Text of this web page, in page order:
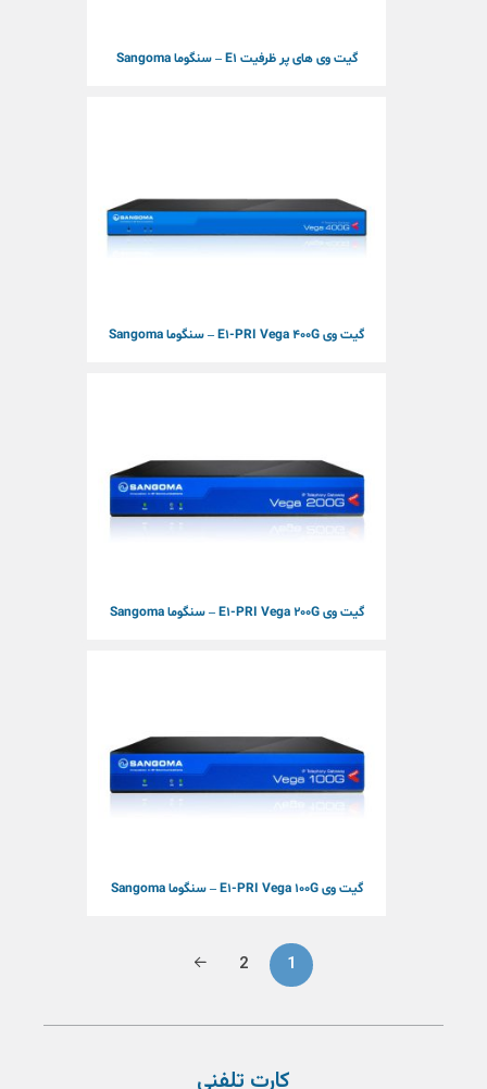
گیت وی های پر ظرفیت E1 – سنگوما Sangoma
گیت وی E1-PRI Vega 400G – سنگوما Sangoma
گیت وی E1-PRI Vega 200G – سنگوما Sangoma
گیت وی E1-PRI Vega 100G – سنگوما Sangoma
1
2
کارت تلفنی